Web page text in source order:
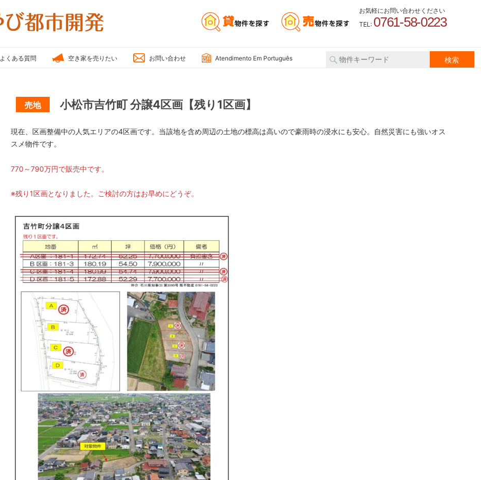
産・
都
開
お気軽にお問い合わせください
TEL: 0761-58-0223
よくある質問 空き家を売りたい お問い合わせ Atendimento Em Português
売地 小松市吉竹町 分譲4区画【残り1区画】
現在、区画整備中の人気エリアの4区画です。当該地を含め周辺の土地の標高は高いので豪雨時の浸水にも安心。自然災害にも強いオス
スメ物件です。
770～790万円で販売中です。
※残り1区画となりました。ご検討の方はお早めにどうぞ。